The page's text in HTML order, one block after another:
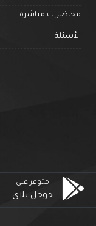
محاضرات مباشرة
الأسئلة
متوفر على
جوجل بلاي